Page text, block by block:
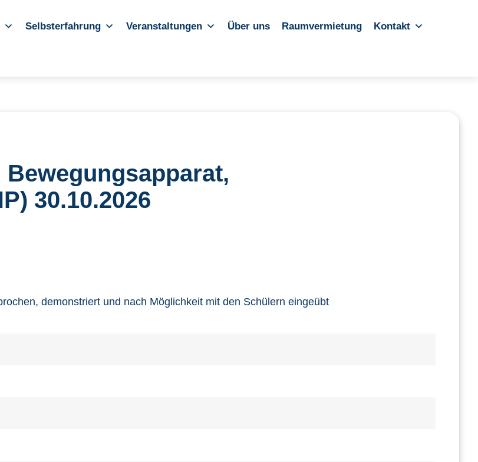
Selbsterfahrung Veranstaltungen Über uns Raumvermietung Kontakt
30.10.2026
demonstriert und nach Möglichkeit mit den Schülern eingeübt